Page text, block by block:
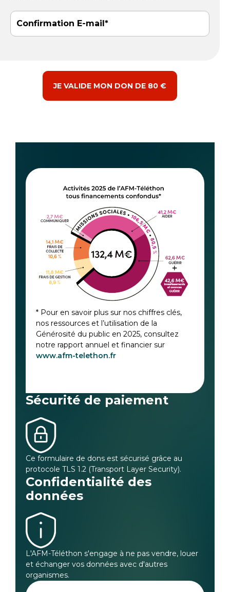
Confirmation E-mail
JE VALIDE MON DON DE 80 €
* Pour en savoir plus sur nos chiffres clés,
nos ressources et l’utilisation de la
Générosité du public en 2025, consultez
notre rapport annuel et financier sur
www.afm-telethon.fr
Sécurité de paiement
Ce formulaire de dons est sécurisé grâce au
protocole TLS 1.2 (Transport Layer Security).
Confidentialité des
données
L'AFM-Téléthon s'engage à ne pas vendre, louer
et échanger vos données avec d'autres
organismes.